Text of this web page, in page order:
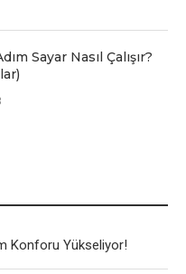
Sayar Nasıl Çalışır?
Konforu Yükseliyor!